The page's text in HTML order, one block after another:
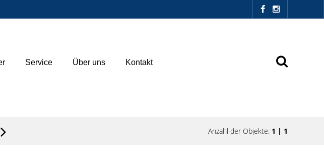
Service Über uns Kontakt
Anzahl der Objekte: 1 | 1